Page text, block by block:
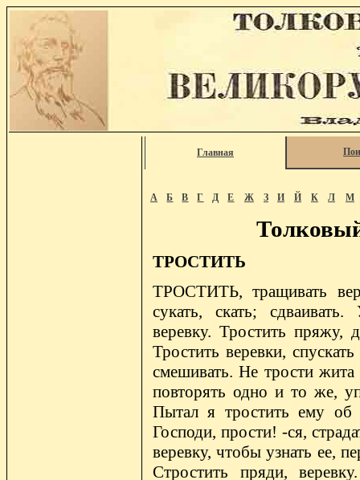
Главная
А Б В Г Д Е Ж З И Й К Л М
ТРОСТИТЬ
ТРОСТИТЬ, тращивать
сукать, скать;
веревку. Тростить пряжу,
Тростить веревки,
смешивать. Не трости
повторять одно и то же,
Пытал я тростить ему об
Господи, прости! -ся,
веревку, чтобы узнать ее,
Стростить пряди,